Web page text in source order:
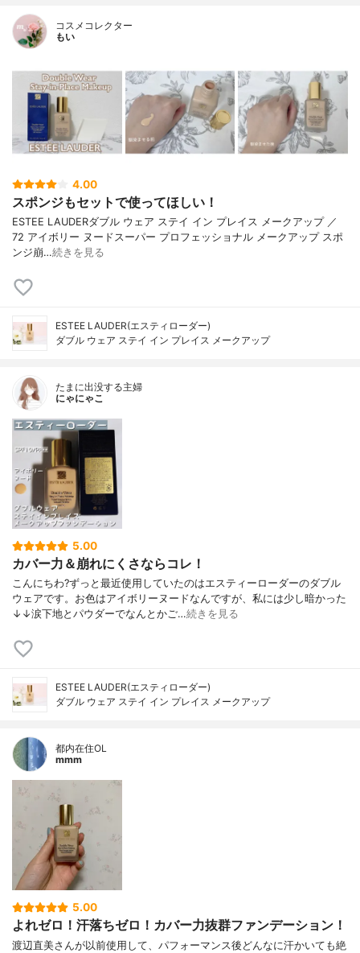
コスメコレクター
もい
4.00
スポンジもセットで使ってほしい！
ESTEE LAUDERダブル ウェア ステイ イン プレイス メークアップ ／
72 アイボリー ヌードスーパー プロフェッショナル メークアップ スポ
ンジ崩…続きを見る
ESTEE LAUDER(エスティローダー)
ダブル ウェア ステイ イン プレイス メークアップ
たまに出没する主婦
にゃにゃこ
5.00
カバー力＆崩れにくさならコレ！
こんにちわ?ずっと最近使用していたのはエスティーローダーのダブル
ウェアです。お色はアイボリーヌードなんですが、私には少し暗かった
↓↓涙下地とパウダーでなんとかご…続きを見る
ESTEE LAUDER(エスティローダー)
ダブル ウェア ステイ イン プレイス メークアップ
都内在住OL
mmm
5.00
よれゼロ！汗落ちゼロ！カバー力抜群ファンデーション！
渡辺直美さんが以前使用して、パフォーマンス後どんなに汗かいても絶